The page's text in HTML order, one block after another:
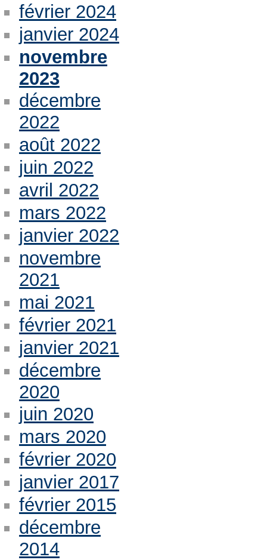
février 2024
janvier 2024
novembre
2023
décembre
2022
août 2022
juin 2022
avril 2022
mars 2022
janvier 2022
novembre
2021
mai 2021
février 2021
janvier 2021
décembre
2020
juin 2020
mars 2020
février 2020
janvier 2017
février 2015
décembre
2014